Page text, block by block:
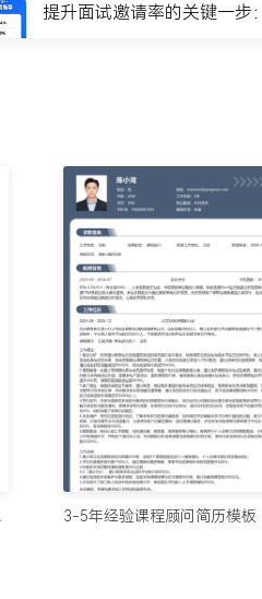
提升面试邀请率的关键一步
不会写简历？这8个高质量
100分简历官方
你的简历为什么总是被筛
100分简历官方
10个值得试用的制作简历
100分简历官方
8款AI简历生成工具实测：